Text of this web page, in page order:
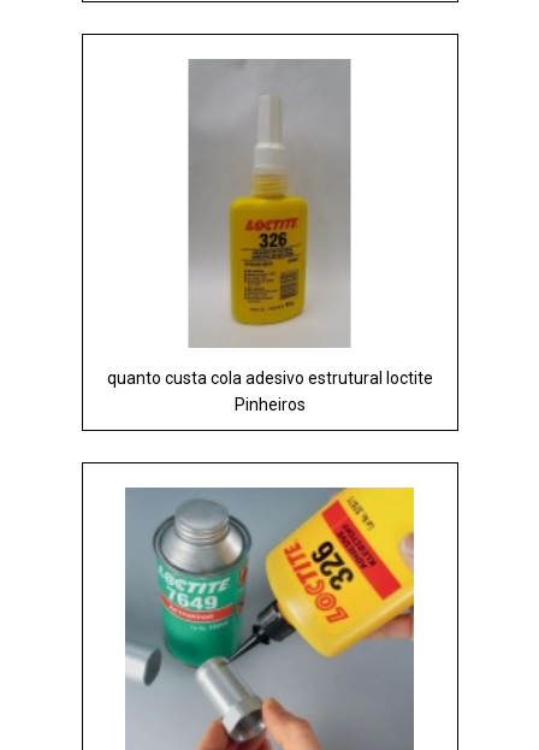
quanto custa cola adesivo estrutural loctite
Pinheiros